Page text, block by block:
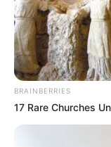
BRAINBERRIES
17 Rare Churches